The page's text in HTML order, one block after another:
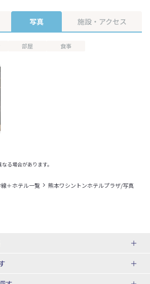
写真 施設・アクセス
部屋 食事
る場合があります。
＋ホテル一覧 熊本ワシントンホテルプラザ/写真